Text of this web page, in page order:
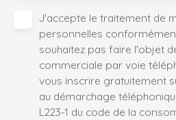
J'accepte le traitement de
personnelles
souhaitez pas faire l'objet
commerciale par voie
vous inscrire gratuitement
au démarchage
L223-1 du code de la